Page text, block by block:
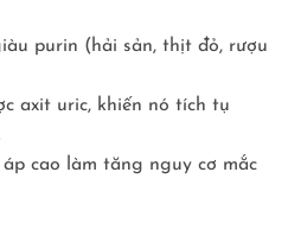
purin (hải sản, thịt đỏ, rượu
axit uric, khiến nó tích tụ
cao làm tăng nguy cơ mắc